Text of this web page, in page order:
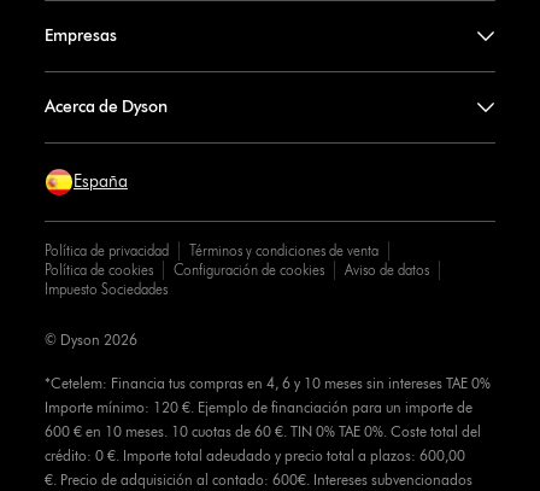
Empresas
Acerca de Dyson
España
Política de privacidad
Términos y condiciones de venta
Política de cookies
Configuración de cookies
Aviso de datos
Impuesto Sociedades
*Cetelem: Financia tus compras en 4, 6 y 10 meses sin intereses TAE 0%
Importe mínimo: 120 €. Ejemplo de financiación para un importe de
600 € en 10 meses. 10 cuotas de 60 €. TIN 0% TAE 0%. Coste total del
crédito: 0 €. Importe total adeudado y precio total a plazos: 600,00
€. Precio de adquisición al contado: 600€. Intereses subvencionados
© Dyson 2026